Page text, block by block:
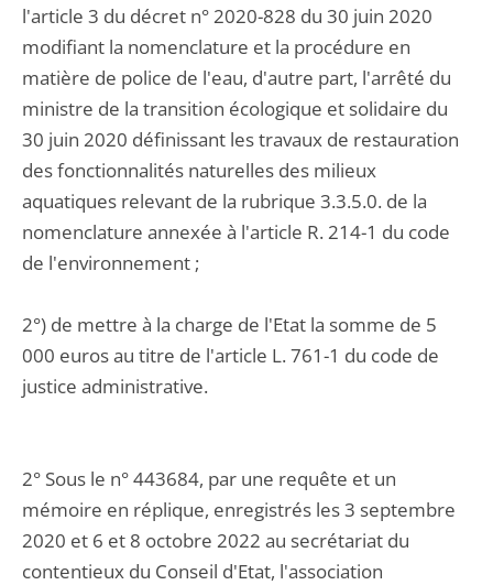
l'article 3 du décret n° 2020-828 du 30 juin 2020
modifiant la nomenclature et la procédure en
matière de police de l'eau, d'autre part, l'arrêté du
ministre de la transition écologique et solidaire du
30 juin 2020 définissant les travaux de restauration
des fonctionnalités naturelles des milieux
aquatiques relevant de la rubrique 3.3.5.0. de la
nomenclature annexée à l'article R. 214-1 du code
de l'environnement ;
2°) de mettre à la charge de l'Etat la somme de 5
000 euros au titre de l'article L. 761-1 du code de
justice administrative.
2° Sous le n° 443684, par une requête et un
mémoire en réplique, enregistrés les 3 septembre
2020 et 6 et 8 octobre 2022 au secrétariat du
contentieux du Conseil d'Etat, l'association